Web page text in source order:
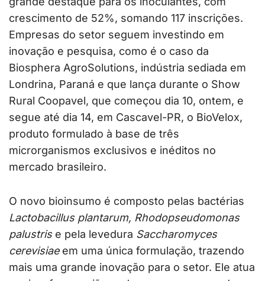
crescimento de 52%, somando 117 inscrições.
Empresas do setor seguem investindo em
inovação e pesquisa, como é o caso da
Biosphera AgroSolutions, indústria sediada em
Londrina, Paraná e que lança durante o Show
Rural Coopavel, que começou dia 10, ontem, e
segue até dia 14, em Cascavel-PR, o BioVelox,
produto formulado à base de três
microrganismos exclusivos e inéditos no
mercado brasileiro.
O novo bioinsumo é composto pelas bactérias
Lactobacillus plantarum, Rhodopseudomonas
palustris e pela levedura Saccharomyces
cerevisiae em uma única formulação, trazendo
mais uma grande inovação para o setor. Ele atua